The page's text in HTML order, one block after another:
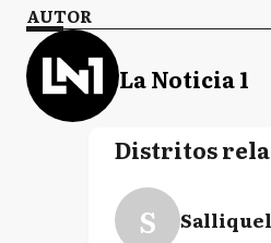
AUTOR
La Noticia 1
Distritos
S